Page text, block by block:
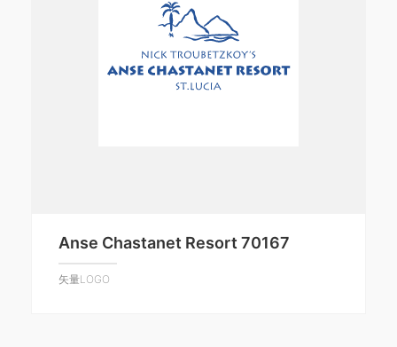
Anse Chastanet Resort 70167
矢量LOGO